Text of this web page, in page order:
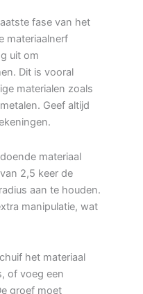
fase van het
materiaalnerf
uit om
Dit is vooral
materialen zoals
Geef altijd
materiaal
2,5 keer de
aan te houden.
manipulatie, wat
het materiaal
of voeg een
groef moet